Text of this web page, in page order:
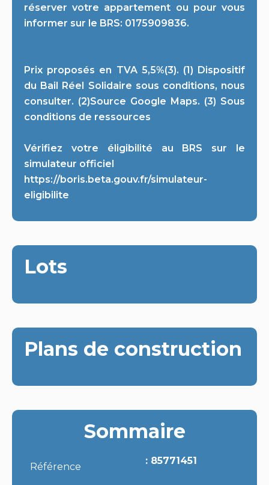
réserver votre appartement ou pour vous
informer sur le BRS: 0175909836.
Prix proposés en TVA 5,5%(3). (1) Dispositif
du Bail Réel Solidaire sous conditions, nous
consulter. (2)Source Google Maps. (3) Sous
conditions de ressources
Vérifiez votre éligibilité au BRS sur le
simulateur officiel
https://boris.beta.gouv.fr/simulateur-
eligibilite
Lots
Plans de construction
Sommaire
Référence
85771451